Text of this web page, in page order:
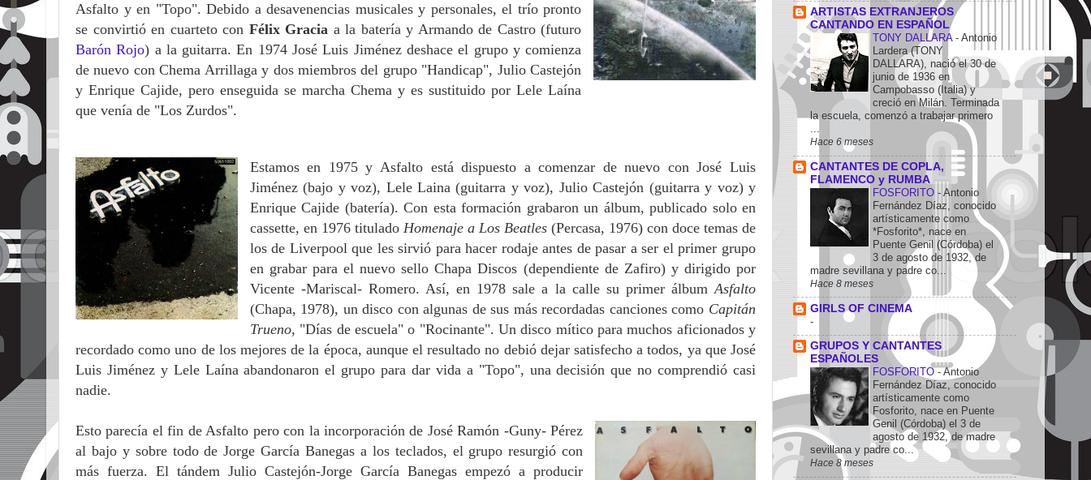
Asfalto y en "Topo". Debido a desavenencias musicales y personales, el trío pronto
se convirtió en cuarteto con Félix Gracia a la batería y Armando de Castro (futuro
Barón Rojo) a la guitarra. En 1974 José Luis Jiménez deshace el grupo y comienza
de nuevo con Chema Arrillaga y dos miembros del grupo "Handicap", Julio Castejón
y Enrique Cajide, pero enseguida se marcha Chema y es sustituido por Lele Laína
que venía de "Los Zurdos".
Estamos en 1975 y Asfalto está dispuesto a comenzar de nuevo con José Luis
Jiménez (bajo y voz), Lele Laina (guitarra y voz), Julio Castejón (guitarra y voz) y
Enrique Cajide (batería). Con esta formación grabaron un álbum, publicado solo en
cassette, en 1976 titulado Homenaje a Los Beatles (Percasa, 1976) con doce temas de
los de Liverpool que les sirvió para hacer rodaje antes de pasar a ser el primer grupo
en grabar para el nuevo sello Chapa Discos (dependiente de Zafiro) y dirigido por
Vicente -Mariscal- Romero. Así, en 1978 sale a la calle su primer álbumAsfalto
(Chapa, 1978), un disco con algunas de sus más recordadas canciones como Capitán
Trueno, "Días de escuela" o "Rocinante". Un disco mítico para muchos aficionados y
recordado como uno de los mejores de la época, aunque el resultado no debió dejar satisfecho a todos, ya que José
Luis Jiménez y Lele Laína abandonaron el grupo para dar vida a "Topo", una decisión que no comprendió casi
nadie.
Esto parecía el fin de Asfalto pero con la incorporación de José Ramón -Guny- Pérez
al bajo y sobre todo de Jorge García Banegas a los teclados, el grupo resurgió con
más fuerza. El tándem Julio Castejón-Jorge García Banegas empezó a producir
ARTISTAS EXTRANJEROS
CANTANDO EN ESPAÑOL
TONY DALLARA - Antonio
Lardera (TONY
DALLARA), nació el 30 de
junio de 1936 en
Campobasso (Italia) y
creció en Milán. Terminada
la escuela, comenzó a trabajar primero
...
Hace 6 meses
CANTANTES DE COPLA,
FLAMENCO y RUMBA
FOSFORITO - Antonio
Fernández Díaz, conocido
artísticamente como
*Fosforito*, nace en
Puente Genil (Córdoba) el
3 de agosto de 1932, de
madre sevillana y padre co...
Hace 8 meses
GIRLS OF CINEMA
-
GRUPOS Y CANTANTES
ESPAÑOLES
FOSFORITO-Antonio
Fernández Díaz, conocido
artísticamente como
Fosforito, nace en Puente
Genil (Córdoba) el 3 de
agosto de 1932, de madre
sevillana y padre co...
Hace 8 meses